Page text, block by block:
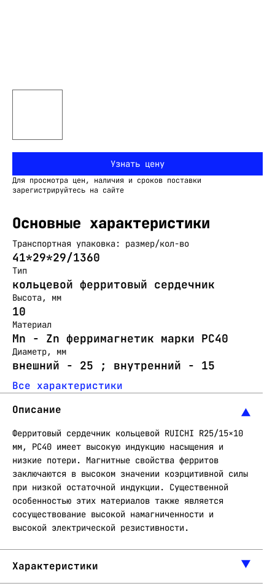
Узнать цену
Для просмотра цен, наличия и сроков поставки
зарегистрируйтесь на сайте
Основные характеристики
Транспортная упаковка: размер/кол-во
41*29*29/1360
Тип
кольцевой ферритовый сердечник
Высота, мм
10
Материал
Mn - Zn ферримагнетик марки PC40
Диаметр, мм
внешний - 25 ; внутренний - 15
Все характеристики
Описание
Ферритовый сердечник кольцевой RUICHI R25/15×10
мм, PC40 имеет высокую индукцию насыщения и
низкие потери. Магнитные свойства ферритов
заключаются в высоком значении коэрцитивной силы
при низкой остаточной индукции. Существенной
особенностью этих материалов также является
сосуществование высокой намагниченности и
высокой электрической резистивности.
Характеристики